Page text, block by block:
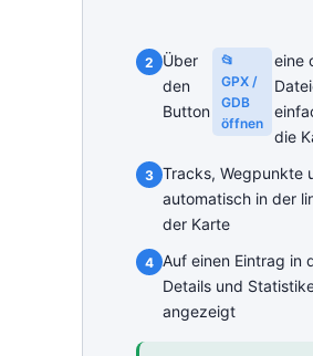
Über
den
Button
📂
GPX /
GDB
öffnen
eine
die
Tracks, Wegpunkte
automatisch in der
der Karte
Auf einen Eintrag
Details und
angezeigt